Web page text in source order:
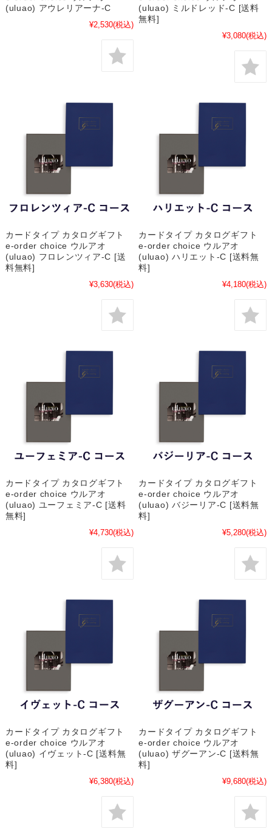
(uluao) アウレリアーナ-C
¥2,530(税込)
(uluao) ミルドレッド-C [送料
無料]
¥3,080(税込)
カードタイプ カタログギフト
e-order choice ウルアオ
(uluao) フロレンツィア-C [送
料無料]
¥3,630(税込)
カードタイプ カタログギフト
e-order choice ウルアオ
(uluao) ハリエット-C [送料無
料]
¥4,180(税込)
カードタイプ カタログギフト
e-order choice ウルアオ
(uluao) ユーフェミア-C [送料
無料]
¥4,730(税込)
カードタイプ カタログギフト
e-order choice ウルアオ
(uluao) バジーリア-C [送料無
料]
¥5,280(税込)
カードタイプ カタログギフト
e-order choice ウルアオ
(uluao) イヴェット-C [送料無
料]
¥6,380(税込)
カードタイプ カタログギフト
e-order choice ウルアオ
(uluao) ザグーアン-C [送料無
料]
¥9,680(税込)